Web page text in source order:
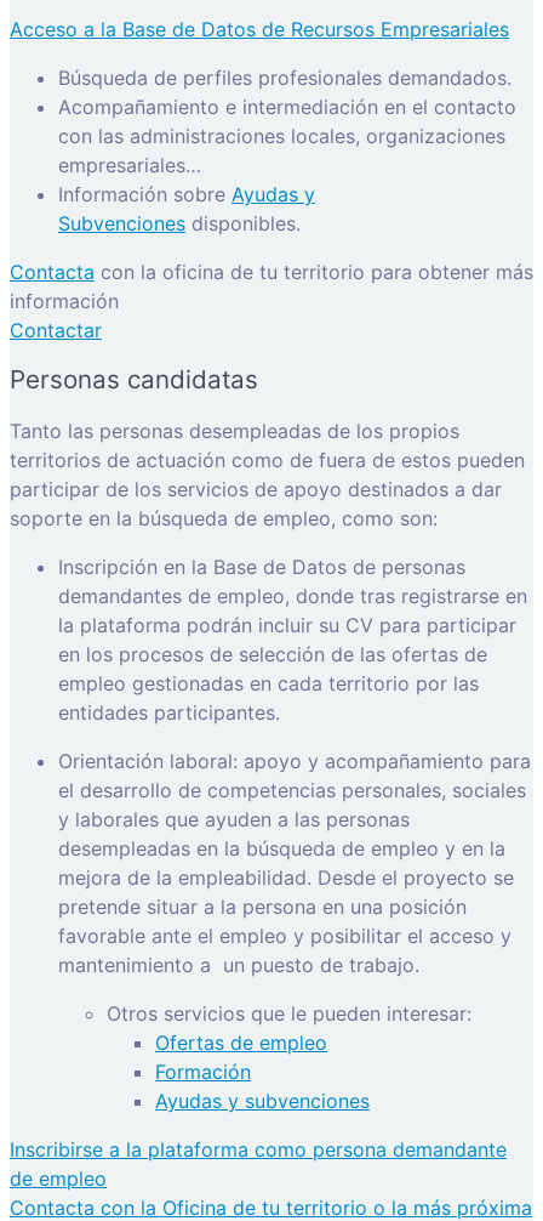
Acceso a la Base de Datos de Recursos Empresariales
Búsqueda de perfiles profesionales demandados.
Acompañamiento e intermediación en el contacto
con las administraciones locales, organizaciones
empresariales…
Información sobre Ayudas y
Subvenciones disponibles.
Contacta con la oficina de tu territorio para obtener más
información
Contactar
Personas candidatas
Tanto las personas desempleadas de los propios
territorios de actuación como de fuera de estos pueden
participar de los servicios de apoyo destinados a dar
soporte en la búsqueda de empleo, como son:
Inscripción en la Base de Datos de personas
demandantes de empleo, donde tras registrarse en
la plataforma podrán incluir su CV para participar
en los procesos de selección de las ofertas de
empleo gestionadas en cada territorio por las
entidades participantes.
Orientación laboral: apoyo y acompañamiento para
el desarrollo de competencias personales, sociales
y laborales que ayuden a las personas
desempleadas en la búsqueda de empleo y en la
mejora de la empleabilidad. Desde el proyecto se
pretende situar a la persona en una posición
favorable ante el empleo y posibilitar el acceso y
mantenimiento a un puesto de trabajo.
Otros servicios que le pueden interesar:
Ofertas de empleo
Formación
Ayudas y subvenciones
Inscribirse a la plataforma como persona demandante
de empleo
Contacta con la Oficina de tu territorio o la más próxima